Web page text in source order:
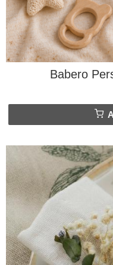
Babero